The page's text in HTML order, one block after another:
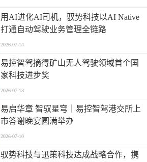
用AI进化AI司机，驭势科技以AI Native
打通自动驾驶业务管理全链路
2026-07-14
易控智驾摘得矿山无人驾驶领域首个国
家科技进步奖
2026-07-13
易启华章 智驭星穹｜易控智驾港交所上
市答谢晚宴圆满举办
2026-07-10
驭势科技与迅策科技达成战略合作，携